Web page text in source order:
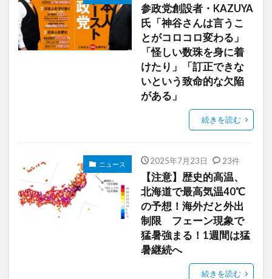
参政党創設者・KAZUYA
氏「神谷さんは言うこ
とがコロコロ変わる」
「怪しい数珠を身に着
けたり」「訂正できな
いという致命的な欠陥
がある」
続きを読む
ニュース 2025年7月23日 23件
【注意】歴史的高温、
北海道で最高気温40℃
の予想！海外だと外出
制限 フェーン現象で
猛暑強まる！1週間は猛
暑継続へ
続きを読む